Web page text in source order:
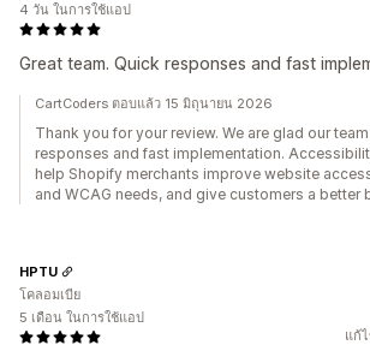
Great team. Quick responses and fast
4 วัน ในการใช้แอป
CartCoders ตอบแล้ว 15 มิถุนายน 2026
Thank you for your review. We are glad our
responses and fast implementation.
help Shopify merchants improve website
and WCAG needs, and give customers a better
แก้
HPTU
โคลอมเบีย
5 เดือน ในการใช้แอป